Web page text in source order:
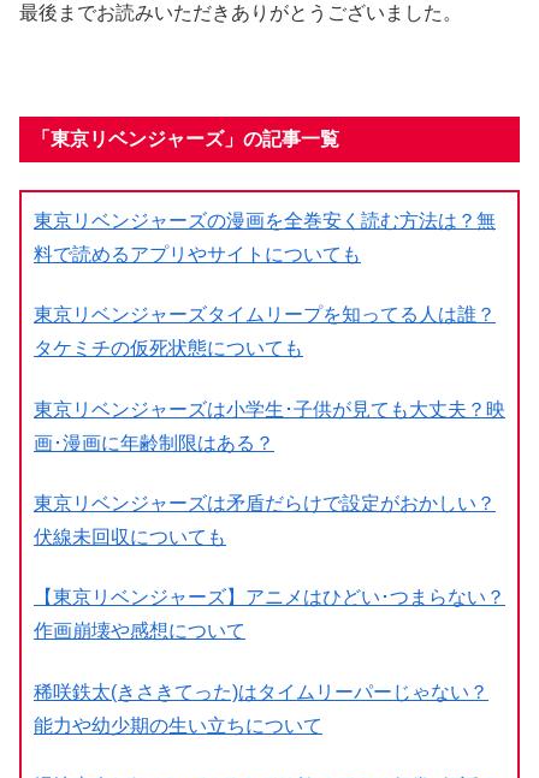
最後までお読みいただきありがとうございました。
「東京リベンジャーズ」の記事一覧
東京リベンジャーズの漫画を全巻安く読む方法は？無
料で読めるアプリやサイトについても
東京リベンジャーズタイムリープを知ってる人は誰？
タケミチの仮死状態についても
東京リベンジャーズは小学生･子供が見ても大丈夫？映
画･漫画に年齢制限はある？
東京リベンジャーズは矛盾だらけで設定がおかしい？
伏線未回収についても
【東京リベンジャーズ】アニメはひどい･つまらない？
作画崩壊や感想について
稀咲鉄太(きさきてった)はタイムリーパーじゃない？
能力や幼少期の生い立ちについて